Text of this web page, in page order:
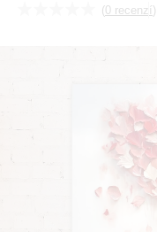
(0 recenzí)